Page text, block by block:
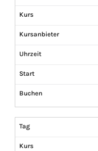
Kurs
Kursanbieter
Uhrzeit
Start
Buchen
Tag
Kurs